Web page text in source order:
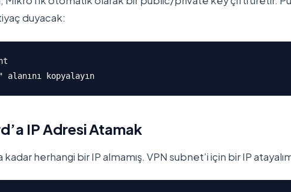
duyacak:
kopyalayın
IP Adresi Atamak
herhangi bir IP almamış. VPN subnet’i için bir IP